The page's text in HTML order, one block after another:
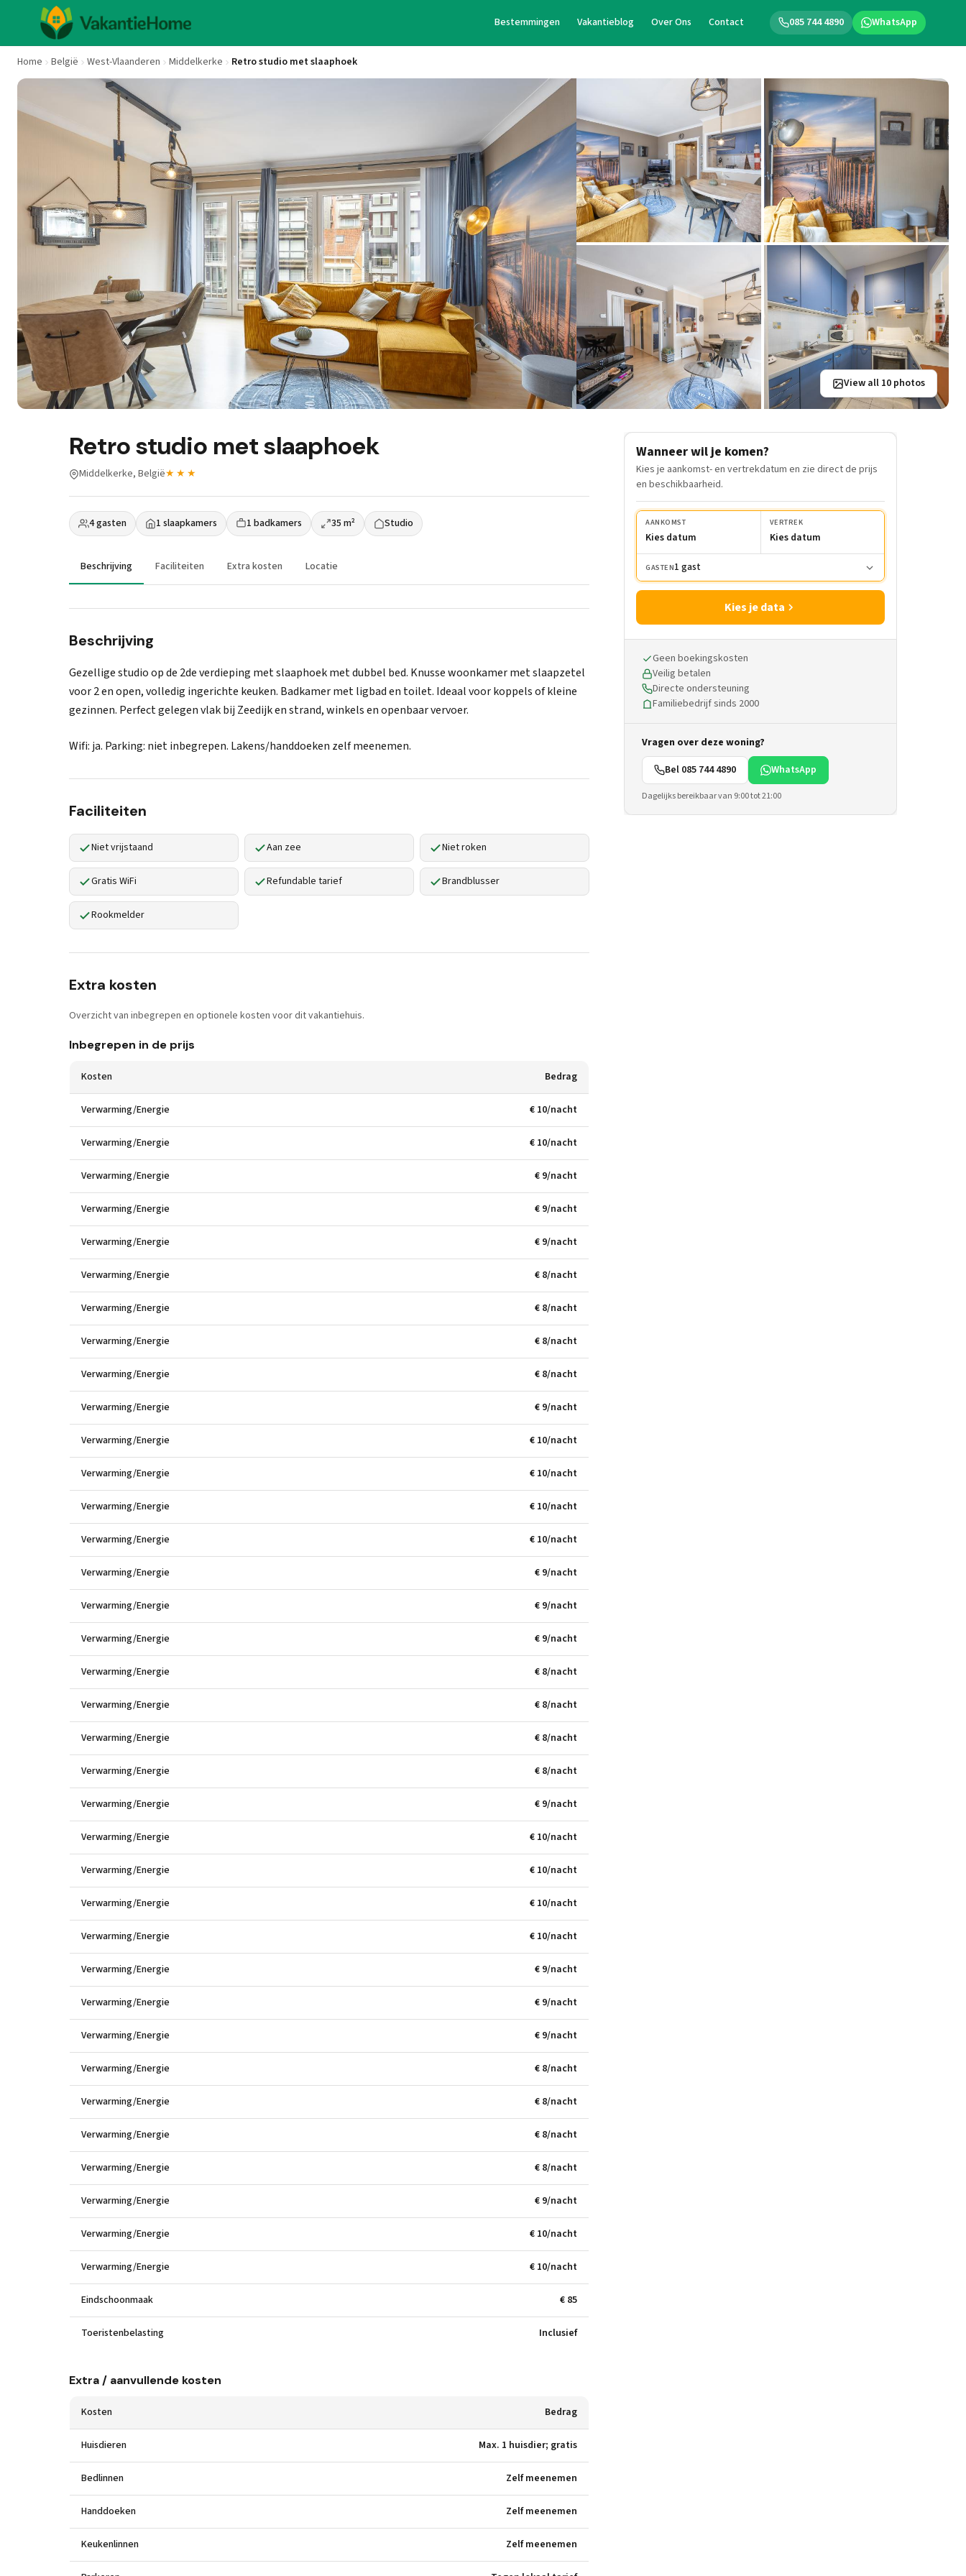
085 744 4890 WhatsApp
Bestemmingen Vakantieblog Over Ons Contact
Home België West-Vlaanderen Middelkerke Retro studio met slaaphoek
View all 10 photos
Retro studio met slaaphoek
Middelkerke, België★★★
4 gasten 1 slaapkamers 1 badkamers 35 m² Studio
Beschrijving Faciliteiten Extra kosten Locatie
Beschrijving
Gezellige studio op de 2de verdieping met slaaphoek met dubbel bed. Knusse woonkamer met slaapzetel
voor 2 en open, volledig ingerichte keuken. Badkamer met ligbad en toilet. Ideaal voor koppels of kleine
gezinnen. Perfect gelegen vlak bij Zeedijk en strand, winkels en openbaar vervoer.
Wifi: ja. Parking: niet inbegrepen. Lakens/handdoeken zelf meenemen.
Faciliteiten
Niet vrijstaand Aan zee Niet roken
Gratis WiFi Refundable tarief Brandblusser
Rookmelder
Extra kosten
Overzicht van inbegrepen en optionele kosten voor dit vakantiehuis.
Inbegrepen in de prijs
Kosten Bedrag
Verwarming/Energie € 10/nacht
Verwarming/Energie € 10/nacht
Verwarming/Energie € 9/nacht
Verwarming/Energie € 9/nacht
Verwarming/Energie € 9/nacht
Verwarming/Energie € 8/nacht
Verwarming/Energie € 8/nacht
Verwarming/Energie € 8/nacht
Verwarming/Energie € 8/nacht
Verwarming/Energie € 9/nacht
Verwarming/Energie € 10/nacht
Verwarming/Energie € 10/nacht
Verwarming/Energie € 10/nacht
Verwarming/Energie € 10/nacht
Verwarming/Energie € 9/nacht
Verwarming/Energie € 9/nacht
Verwarming/Energie € 9/nacht
Verwarming/Energie € 8/nacht
Verwarming/Energie € 8/nacht
Verwarming/Energie € 8/nacht
Verwarming/Energie € 8/nacht
Verwarming/Energie € 9/nacht
Verwarming/Energie € 10/nacht
Verwarming/Energie € 10/nacht
Verwarming/Energie € 10/nacht
Verwarming/Energie € 10/nacht
Verwarming/Energie € 9/nacht
Verwarming/Energie € 9/nacht
Verwarming/Energie € 9/nacht
Verwarming/Energie € 8/nacht
Verwarming/Energie € 8/nacht
Verwarming/Energie € 8/nacht
Verwarming/Energie € 8/nacht
Verwarming/Energie € 9/nacht
Verwarming/Energie € 10/nacht
Verwarming/Energie € 10/nacht
Eindschoonmaak € 85
Toeristenbelasting Inclusief
Extra / aanvullende kosten
Kosten Bedrag
Huisdieren Max. 1 huisdier; gratis
Bedlinnen Zelf meenemen
Handdoeken Zelf meenemen
Keukenlinnen Zelf meenemen
Wanneer wil je komen?
Kies je aankomst- en vertrekdatum en zie direct de prijs
en beschikbaarheid.
AANKOMST
Kies datum
VERTREK
Kies datum
GASTEN1 gast
Kies je data
Geen boekingskosten
Veilig betalen
Directe ondersteuning
Familiebedrijf sinds 2000
Vragen over deze woning?
Bel 085 744 4890
WhatsApp
Dagelijks bereikbaar van 9:00 tot 21:00